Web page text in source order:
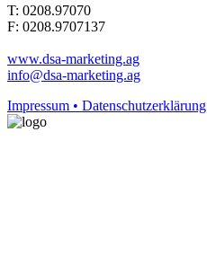
T: 0208.97070
F: 0208.9707137
www.dsa-marketing.ag
info@dsa-marketing.ag
Impressum • Datenschutzerklärung